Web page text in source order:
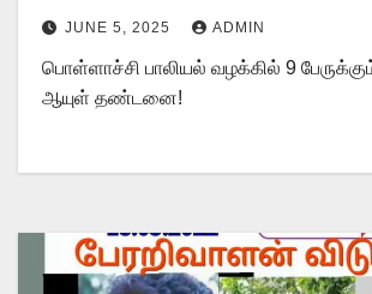
JUNE 5, 2025 ADMIN
பொள்ளாச்சி பாலியல் வழக்கில் 9
ஆயுள் தண்டனை!